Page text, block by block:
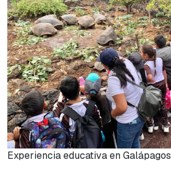
Experiencia educativa en Galápagos